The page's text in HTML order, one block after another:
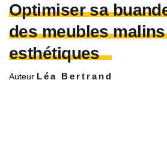
Optimiser sa
des meubles
esthétiques
Auteur Léa Bertrand